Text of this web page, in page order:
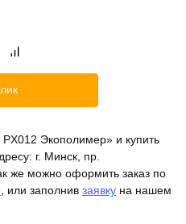
Экополимер» и купить
г. Минск, пр.
же можно оформить заказ по
, или заполнив заявку на нашем